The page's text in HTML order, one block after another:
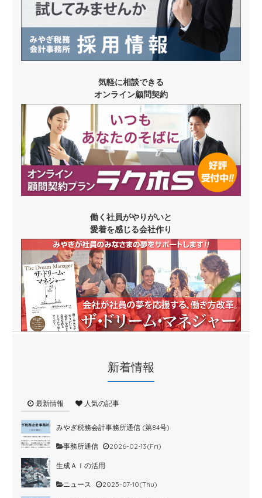
気軽に相談できる
オンライン顧問契約
働く社員がやりがいと
愛着を感じる会社作り
新着情報
最新情報 人気の記事
みやぎ税務会計事務所通信 (第84号)
事務所通信 2026-02-13(Fri)
生成ＡＩの活用
ニュース 2025-07-10(Thu)